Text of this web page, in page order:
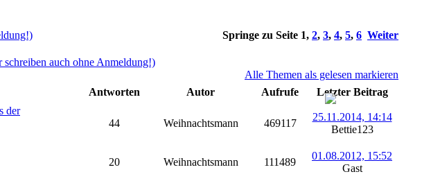
Springe zu Seite 1, 2, 3, 4, 5, 6 Weiter
auch ohne Anmeldung!)
Alle Themen als gelesen markieren
Antworten Autor Aufrufe
Letzter Beitrag
der
44 Weihnachtsmann 469117
25.11.2014, 14:14
Bettie123
20 Weihnachtsmann 111489
01.08.2012, 15:52
Gast